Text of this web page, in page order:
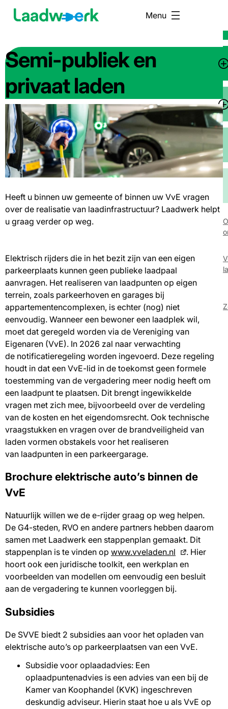
inhoud
gaan
Menu
Semi-publiek en
privaat laden
Heeft u binnen uw gemeente of binnen uw VvE vragen
over de realisatie van laadinfrastructuur? Laadwerk helpt
u graag verder op weg.
Afbeelding
Elektrisch rijders die in het bezit zijn van een eigen
parkeerplaats kunnen geen publieke laadpaal
aanvragen. Het realiseren van laadpunten op eigen
terrein, zoals parkeerhoven en garages bij
appartementencomplexen, is echter (nog) niet
eenvoudig. Wanneer een bewoner een laadplek wil,
moet dat geregeld worden via de Vereniging van
Eigenaren (VvE). In 2026 zal naar verwachting
de notificatieregeling worden ingevoerd. Deze regeling
houdt in dat een VvE-lid in de toekomst geen formele
toestemming van de vergadering meer nodig heeft om
een laadpunt te plaatsen. Dit brengt ingewikkelde
vragen met zich mee, bijvoorbeeld over de verdeling
van de kosten en het eigendomsrecht. Ook technische
vraagstukken en vragen over de brandveiligheid van
laden vormen obstakels voor het realiseren
van laadpunten in een parkeergarage.
Brochure elektrische auto’s binnen de
VvE
Natuurlijk willen we de e-rijder graag op weg helpen.
De G4-steden, RVO en andere partners hebben daarom
samen met Laadwerk een stappenplan gemaakt. Dit
stappenplan is te vinden op www.vveladen.nl
. Hier
hoort ook een juridische toolkit, een werkplan en
voorbeelden van modellen om eenvoudig een besluit
aan de vergadering te kunnen voorleggen bij.
Subsidies
De SVVE biedt 2 subsidies aan voor het opladen van
elektrische auto’s op parkeerplaatsen van een VvE.
Subsidie voor oplaadadvies: Een
oplaadpuntenadvies is een advies van een bij de
Kamer van Koophandel (KVK) ingeschreven
deskundig adviseur. Hierin staat hoe u als VvE op